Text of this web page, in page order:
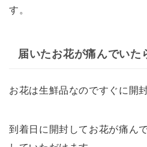
す。
届いたお花が痛んでいた
お花は生鮮品なのですぐに開
到着日に開封してお花が痛ん